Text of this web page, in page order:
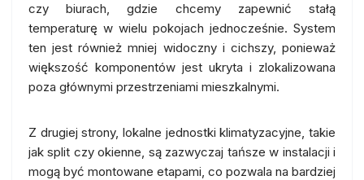
czy biurach, gdzie chcemy zapewnić stałą
temperaturę w wielu pokojach jednocześnie. System
ten jest również mniej widoczny i cichszy, ponieważ
większość komponentów jest ukryta i zlokalizowana
poza głównymi przestrzeniami mieszkalnymi.
Z drugiej strony, lokalne jednostki klimatyzacyjne, takie
jak split czy okienne, są zazwyczaj tańsze w instalacji i
mogą być montowane etapami, co pozwala na bardziej